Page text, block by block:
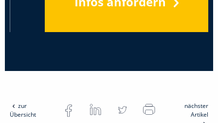
zur
Übersicht
nächster
Artikel